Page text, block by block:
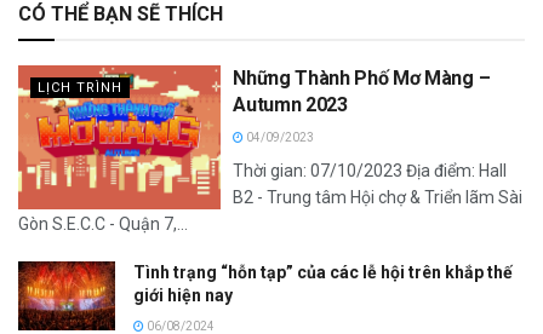
CÓ THỂ BẠN SẼ THÍCH
LỊCH TRÌNH
Những Thành Phố Mơ Màng –
Autumn 2023
04/09/2023
Thời gian: 07/10/2023 Địa điểm: Hall
B2 - Trung tâm Hội chợ & Triển lãm Sài
Gòn S.E.C.C - Quận 7,...
Tình trạng “hỗn tạp” của các lễ hội trên khắp thế
giới hiện nay
06/08/2024